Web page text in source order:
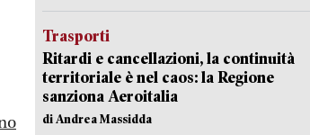
Trasporti
Ritardi e cancellazioni, la continuità
territoriale è nel caos: la Regione
sanziona Aeroitalia
di Andrea Massidda